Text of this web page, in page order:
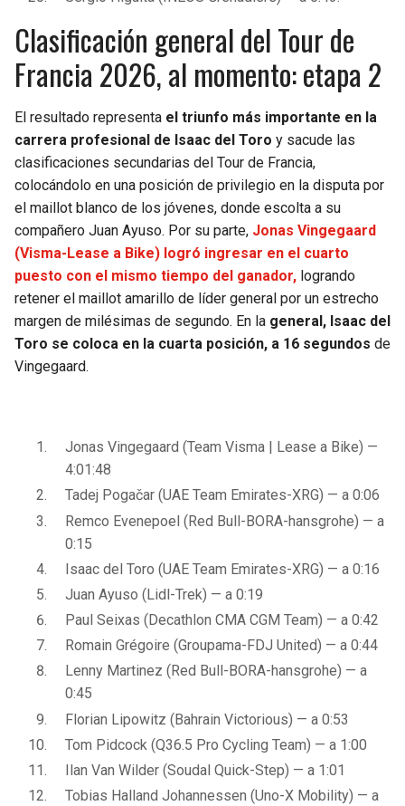
Clasificación general del Tour de
Francia 2026, al momento: etapa 2
El resultado representa el triunfo más importante en la
carrera profesional de Isaac del Toro y sacude las
clasificaciones secundarias del Tour de Francia,
colocándolo en una posición de privilegio en la disputa por
el maillot blanco de los jóvenes, donde escolta a su
compañero Juan Ayuso. Por su parte, Jonas Vingegaard
(Visma-Lease a Bike) logró ingresar en el cuarto
puesto con el mismo tiempo del ganador, logrando
retener el maillot amarillo de líder general por un estrecho
margen de milésimas de segundo. En la general, Isaac del
Toro se coloca en la cuarta posición, a 16 segundos de
Vingegaard.
Jonas Vingegaard (Team Visma | Lease a Bike) —
4:01:48
Tadej Pogačar (UAE Team Emirates-XRG) — a 0:06
Remco Evenepoel (Red Bull-BORA-hansgrohe) — a
0:15
Isaac del Toro (UAE Team Emirates-XRG) — a 0:16
Juan Ayuso (Lidl-Trek) — a 0:19
Paul Seixas (Decathlon CMA CGM Team) — a 0:42
Romain Grégoire (Groupama-FDJ United) — a 0:44
Lenny Martinez (Red Bull-BORA-hansgrohe) — a
0:45
Florian Lipowitz (Bahrain Victorious) — a 0:53
Tom Pidcock (Q36.5 Pro Cycling Team) — a 1:00
Ilan Van Wilder (Soudal Quick-Step) — a 1:01
Tobias Halland Johannessen (Uno-X Mobility) — a